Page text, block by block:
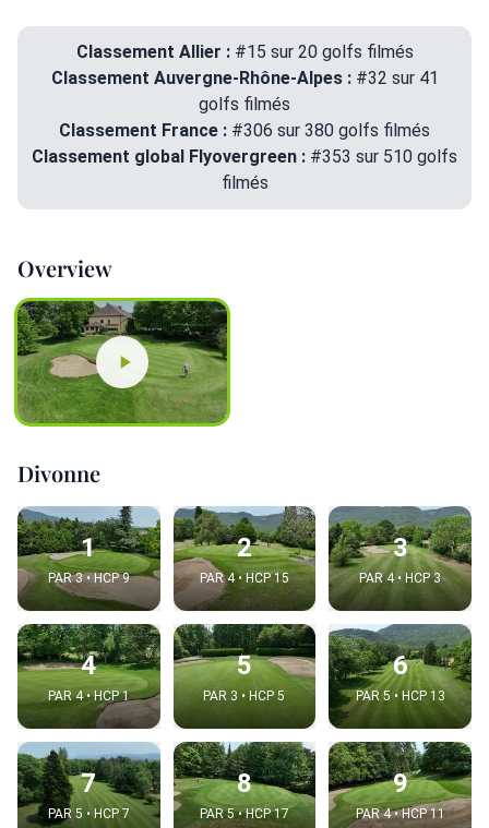
Classement Allier :#15 sur 20 golfs filmés
Classement Auvergne-Rhône-Alpes : #32 sur 41
golfs filmés
Classement France : #306 sur 380 golfs filmés
Classement global Flyovergreen : #353 sur 510 golfs
filmés
Overview
Divonne
1
PAR 3 • HCP 9
2
PAR 4 • HCP 15
3
PAR 4 • HCP 3
4
PAR 4 • HCP 1
5
PAR 3 • HCP 5
6
PAR 5 • HCP 13
7
PAR 5 • HCP 7
8
PAR 5 • HCP 17
9
PAR 4 • HCP 11